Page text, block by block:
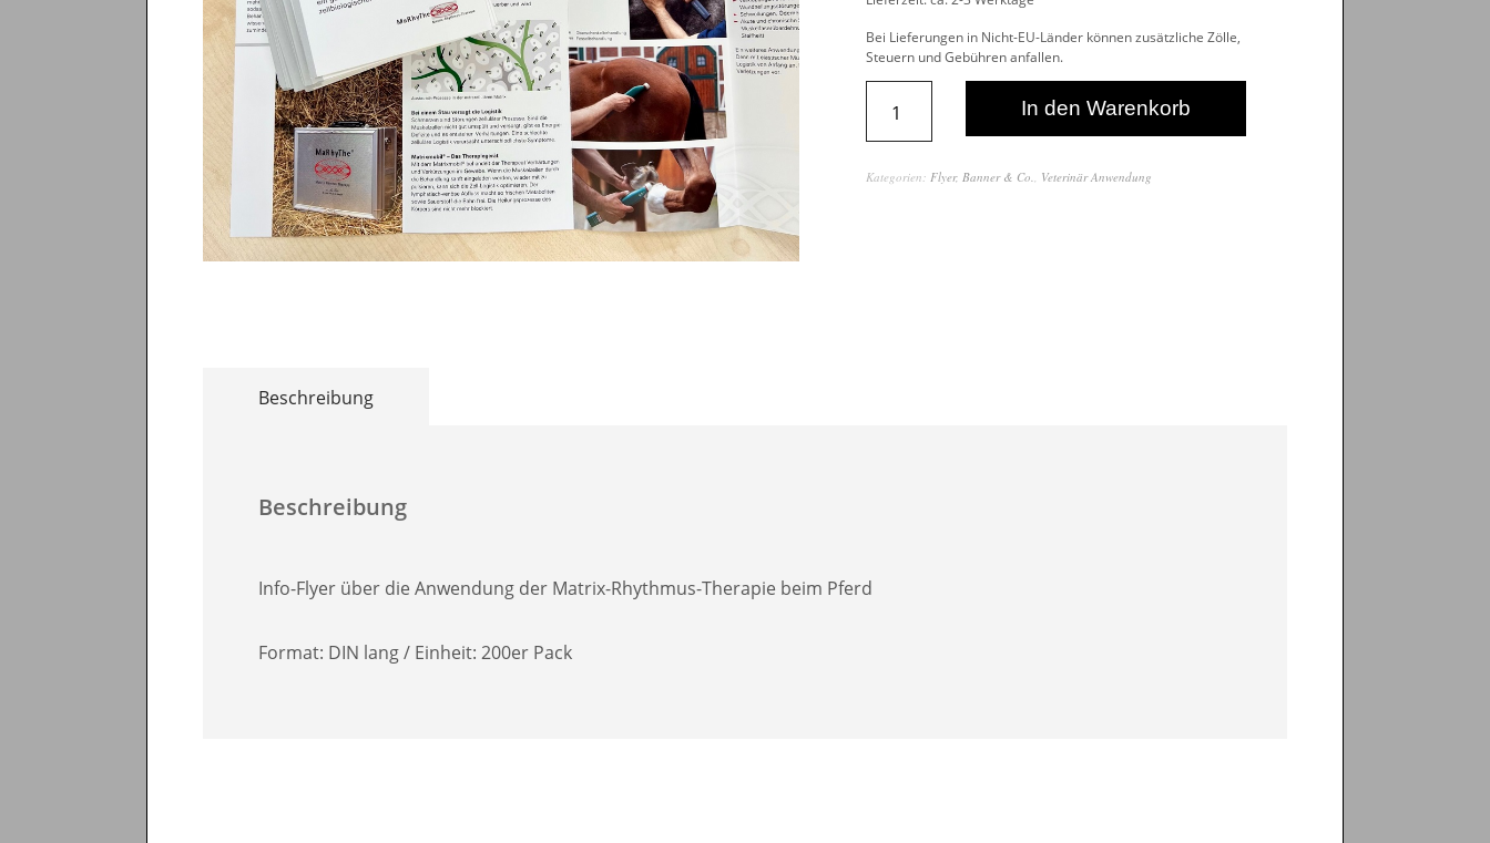
Bei Lieferungen in Nicht-EU-Länder können zusätzliche Zölle,
Steuern und Gebühren anfallen.
In den Warenkorb
Kategorien: Flyer, Banner & Co. Veterinär Anwendung
Beschreibung
Beschreibung
Info-Flyer über die Anwendung der Matrix-Rhythmus-Therapie beim Pferd
Format: DIN lang / Einheit: 200er Pack